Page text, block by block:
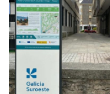
“LA
PLAZA”
NA
CAMPAÑA
AOS
NOVOS